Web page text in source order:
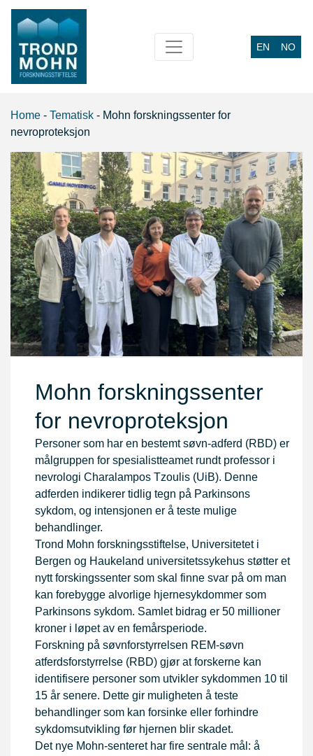
Main Navigation EN NO
Home - Tematisk - Mohn forskningssenter for
nevroproteksjon
Mohn forskningssenter
for nevroproteksjon
Personer som har en bestemt søvn-adferd (RBD) er
målgruppen for spesialistteamet rundt professor i
nevrologi Charalampos Tzoulis (UiB). Denne
adferden indikerer tidlig tegn på Parkinsons
sykdom, og intensjonen er å teste mulige
behandlinger.
Trond Mohn forskningsstiftelse, Universitetet i
Bergen og Haukeland universitetssykehus støtter et
nytt forskingssenter som skal finne svar på om man
kan forebygge alvorlige hjernesykdommer som
Parkinsons sykdom. Samlet bidrag er 50 millioner
kroner i løpet av en femårsperiode.
Forskning på søvnforstyrrelsen REM-søvn
atferdsforstyrrelse (RBD) gjør at forskerne kan
identifisere personer som utvikler sykdommen 10 til
15 år senere. Dette gir muligheten å teste
behandlinger som kan forsinke eller forhindre
sykdomsutvikling før hjernen blir skadet.
Det nye Mohn-senteret har fire sentrale mål: å